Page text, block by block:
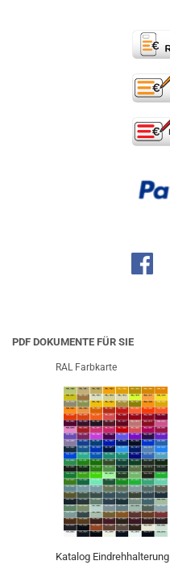
PDF DOKUMENTE FÜR SIE
RAL Farbkarte
Katalog Eindrehhalterung